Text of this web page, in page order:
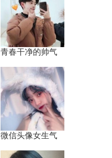
青春干净的帅气
微信头像女生气